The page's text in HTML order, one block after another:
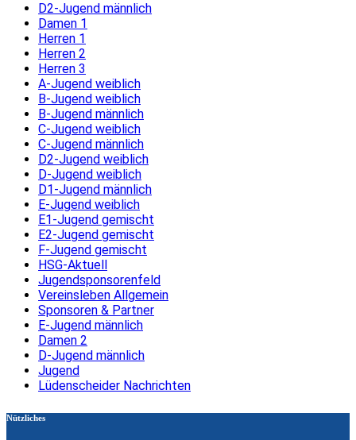
D2-Jugend männlich
Damen 1
Herren 1
Herren 2
Herren 3
A-Jugend weiblich
B-Jugend weiblich
B-Jugend männlich
C-Jugend weiblich
C-Jugend männlich
D2-Jugend weiblich
D-Jugend weiblich
D1-Jugend männlich
E-Jugend weiblich
E1-Jugend gemischt
E2-Jugend gemischt
F-Jugend gemischt
HSG-Aktuell
Jugendsponsorenfeld
Vereinsleben Allgemein
Sponsoren & Partner
E-Jugend männlich
Damen 2
D-Jugend männlich
Jugend
Lüdenscheider Nachrichten
Nützliches